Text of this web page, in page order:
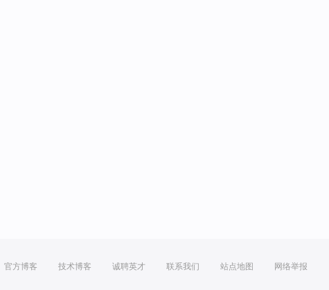
官方博客 技术博客 诚聘英才 联系我们 站点地图 网络举报